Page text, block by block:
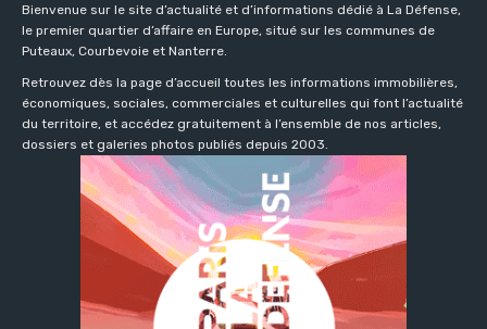
Bienvenue sur le site d’actualité et d’informations dédié à La Défense,
le premier quartier d’affaire en Europe, situé sur les communes de
Puteaux, Courbevoie et Nanterre.
Retrouvez dès la page d’accueil toutes les informations immobilières,
économiques, sociales, commerciales et culturelles qui font l’actualité
du territoire, et accédez gratuitement à l’ensemble de nos articles,
dossiers et galeries photos publiés depuis 2003.